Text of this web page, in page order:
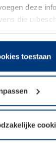
deze
die u
van het
om cookies
is.
moment bij
toestaan
te houden,
krachten!
en
een